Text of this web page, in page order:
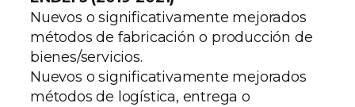
Nuevos o significativamente mejorados
métodos de fabricación o producción de
bienes/servicios.
Nuevos o significativamente mejorados
métodos de logística, entrega o